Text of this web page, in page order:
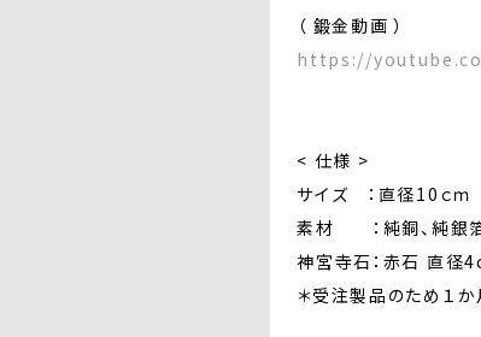
（ 鍛金動画 ）
https://
< 仕様 >
サイズ ：直径10ｃ
素材 ：純銅、純銀
神宮寺石：赤石 直径
＊受注製品のため１か